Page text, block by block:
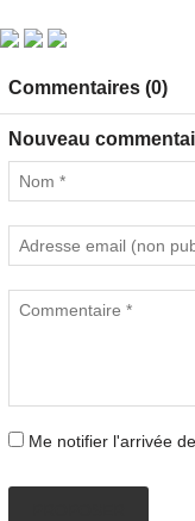
Commentaires (0)
Nouveau
Me notifier l'arrivée